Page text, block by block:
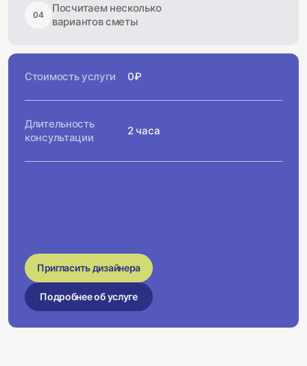
04
Посчитаем несколько
вариантов сметы
Стоимость услуги 0₽
Длительность
консультации
2 часа
Пригласить дизайнера
Подробнее об услуге